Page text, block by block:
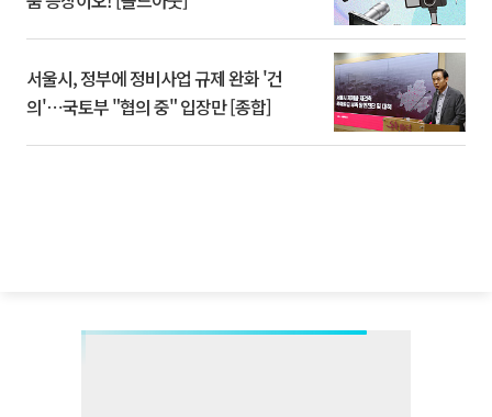
서울시, 정부에 정비사업 규제 완화 '건
의'⋯국토부 "협의 중" 입장만 [종합]